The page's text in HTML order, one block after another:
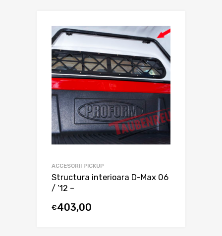
ACCESORII PICKUP
Structura interioara D-Max 06
/ ’12 –
€403,00